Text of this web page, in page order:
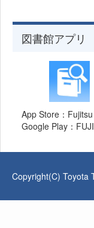
図書館アプリ
App Store：
Google Play：
Copyright(C) Toyota